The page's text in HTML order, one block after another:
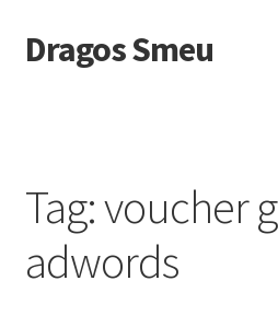
Skip
to
Skip
to
Dragos Smeu
Checkout
Despre mine
Tag:voucher
adwords